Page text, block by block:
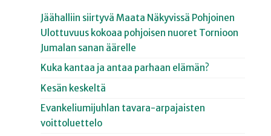
Jäähalliin siirtyvä Maata Näkyvissä Pohjoinen
Ulottuvuus kokoaa pohjoisen nuoret Tornioon
Jumalan sanan äärelle
Kuka kantaa ja antaa parhaan elämän?
Kesän keskeltä
Evankeliumijuhlan tavara-arpajaisten
voittoluettelo